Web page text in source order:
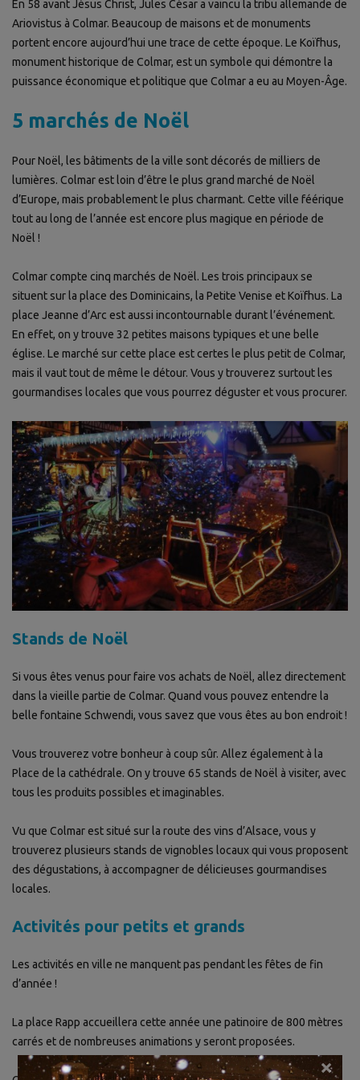
En 58 avant Jésus Christ, Jules César a vaincu la tribu allemande de
Ariovistus à Colmar. Beaucoup de maisons et de monuments
portent encore aujourd’hui une trace de cette époque. Le Koïfhus,
monument historique de Colmar, est un symbole qui démontre la
puissance économique et politique que Colmar a eu au Moyen-Âge.
5 marchés de Noël
Pour Noël, les bâtiments de la ville sont décorés de milliers de
lumières. Colmar est loin d’être le plus grand marché de Noël
d’Europe, mais probablement le plus charmant. Cette ville féérique
tout au long de l’année est encore plus magique en période de
Noël !
Colmar compte cinq marchés de Noël. Les trois principaux se
situent sur la place des Dominicains, la Petite Venise et Koïfhus. La
place Jeanne d’Arc est aussi incontournable durant l’événement.
En effet, on y trouve 32 petites maisons typiques et une belle
église. Le marché sur cette place est certes le plus petit de Colmar,
mais il vaut tout de même le détour. Vous y trouverez surtout les
gourmandises locales que vous pourrez déguster et vous procurer.
Stands de Noël
Si vous êtes venus pour faire vos achats de Noël, allez directement
dans la vieille partie de Colmar. Quand vous pouvez entendre la
belle fontaine Schwendi, vous savez que vous êtes au bon endroit !
Vous trouverez votre bonheur à coup sûr. Allez également à la
Place de la cathédrale. On y trouve 65 stands de Noël à visiter, avec
tous les produits possibles et imaginables.
Vu que Colmar est situé sur la route des vins d’Alsace, vous y
trouverez plusieurs stands de vignobles locaux qui vous proposent
des dégustations, à accompagner de délicieuses gourmandises
locales.
Activités pour petits et grands
Les activités en ville ne manquent pas pendant les fêtes de fin
d’année !
La place Rapp accueillera cette année une patinoire de 800 mètres
carrés et de nombreuses animations y seront proposées.
×